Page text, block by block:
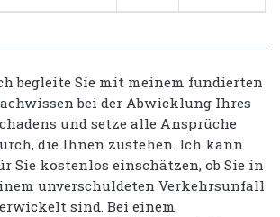
begleite Sie mit meinem fundierten
bei der Abwicklung Ihres
und setze alle Ansprüche
die Ihnen zustehen. Ich kann
Sie kostenlos einschätzen, ob Sie in
unverschuldeten Verkehrsunfall
sind. Bei einem